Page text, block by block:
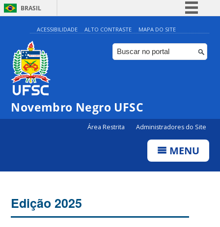
BRASIL
Simplifique!
Comunica BR
Participe
ACESSIBILIDADE ALTO CONTRASTE MAPA DO SITE
Novembro Negro UFSC
Área Restrita Administradores do Site
MENU
Edição 2025